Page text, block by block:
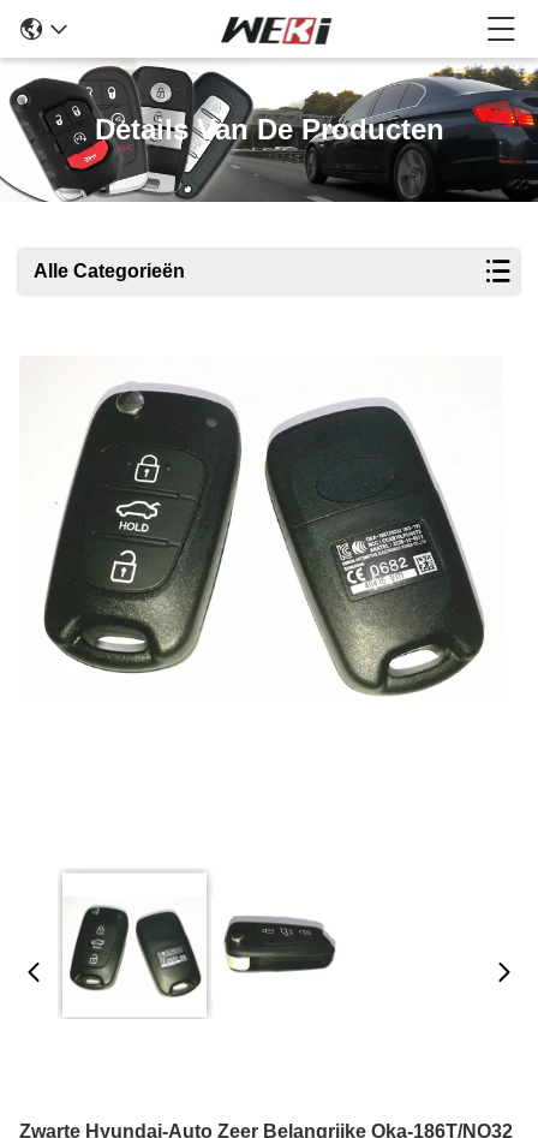
Details Van De Producten
Alle Categorieën
Zwarte Hyundai-Auto Zeer Belangrijke Oka-186T/NO32